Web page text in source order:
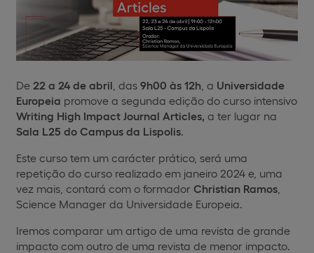
De 22 a 24 de abril , das 9h00 às 12h , a Universidade
Europeia promove a segunda edição do curso intensivo
Writing High Impact Journal Articles, a ter lugar na
Sala L25 do Campus da Lispolis.
Este curso tem um carácter prático, será uma
repetição do curso realizado em janeiro 2024 e, uma
vez mais, contará com o formador Christian Ramos
Science Manager da Universidade Europeia.
Iremos comparar um artigo de uma revista de grande
impacto com outro de uma revista de menor impacto.